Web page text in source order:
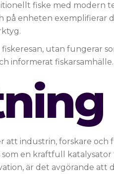
fiske med modern
på enheten exemplifierar
utan fungerar
informerat fiskarsamhälle.
industrin, forskare och
som en kraftfull
är det avgörande